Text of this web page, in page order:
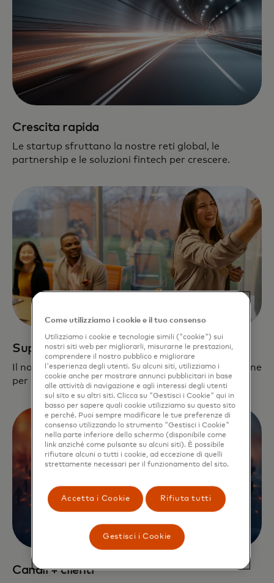
Crescita rapida
Le startup sfruttano la nostre reti global, le
partnership e le soluzioni fintech per crescere.
Supporto dedicato
Il nostro team si dedica alla creazione di una pipeline
per ogni azienda.
Canali + clienti
Come utilizziamo i cookie e il tuo consenso
Utilizziamo i cookie e tecnologie simili ("cookie") sui
nostri siti web per migliorarli, misurarne le prestazioni,
comprendere il nostro pubblico e migliorare
l'esperienza degli utenti. Su alcuni siti, utilizziamo i
cookie anche per mostrare annunci pubblicitari in base
alle attività di navigazione e agli interessi degli utenti
sul sito e su altri siti. Clicca su "Gestisci i Cookie" qui in
basso per sapere quali cookie utilizziamo su questo sito
e perché. Puoi sempre modificare le tue preferenze di
consenso utilizzando lo strumento "Gestisci i Cookie"
nella parte inferiore dello schermo (disponibile come
link anziché come pulsante su alcuni siti). È possibile
rifiutare alcuni o tutti i cookie, ad eccezione di quelli
strettamente necessari per il funzionamento del sito.
Accetta i Cookie Rifiuta tutti
Gestisci i Cookie